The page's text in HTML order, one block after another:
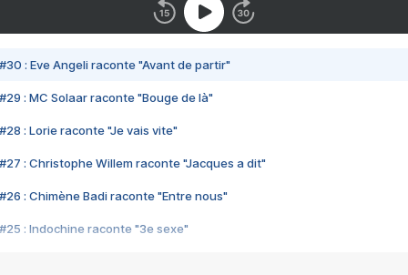
#30 : Eve Angeli raconte "Avant de partir"
#29 : MC Solaar raconte "Bouge de là"
#28 : Lorie raconte "Je vais vite"
#27 : Christophe Willem raconte "Jacques a dit"
#26 : Chimène Badi raconte "Entre nous"
#25 : Indochine raconte "3e sexe"